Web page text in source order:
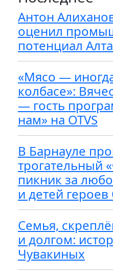
Антон
оценил
потенциал
«Мясо —
колбасе»:
— гость
нам» на OTVS
В Барнауле
трогательный
пикник за
и детей
Семья,
и долгом:
Чувакиных